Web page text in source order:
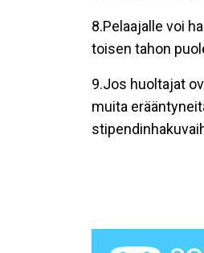
8.Pelaajalle voi
toisen tahon
9.Jos huoltajat
muita